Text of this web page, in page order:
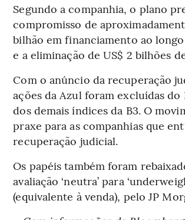
Segundo a companhia, o plano
compromisso de
bilhão em financiamento ao
e a eliminação de US$ 2 bilhões
Com o anúncio da recuperação
ações da Azul foram excluídas do
dos demais índices da B3. O
praxe para as companhias que
recuperação judicial.
Os papéis também foram
avaliação ‘neutra’ para
(equivalente à venda), pelo JP